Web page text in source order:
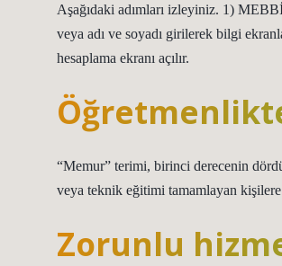
Aşağıdaki adımları izleyiniz. 1)
veya adı ve soyadı girilerek bilgi
hesaplama ekranı açılır.
“Memur” terimi, birinci derecenin
veya teknik eğitimi tamamlayan kişilere
Zorunlu